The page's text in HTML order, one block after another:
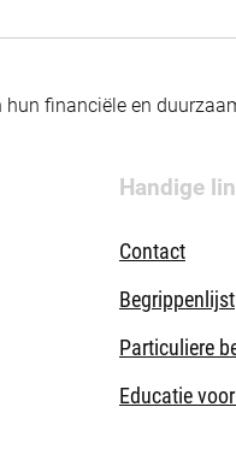
financiële en
Handige
Contact
Begrippenlijst
Particuliere
Educatie